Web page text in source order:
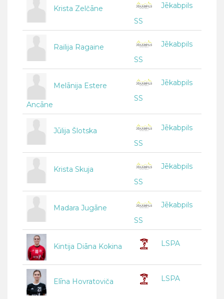
Krista Zelčāne
Jēkabpils
SS
Railija Ragaine
Jēkabpils
SS
Melānija Estere
Ancāne
Jēkabpils
SS
Jūlija Šlotska
Jēkabpils
SS
Krista Skuja
Jēkabpils
SS
Madara Jugāne
Jēkabpils
SS
Kintija Diāna Kokina LSPA
Elīna Hovratoviča LSPA